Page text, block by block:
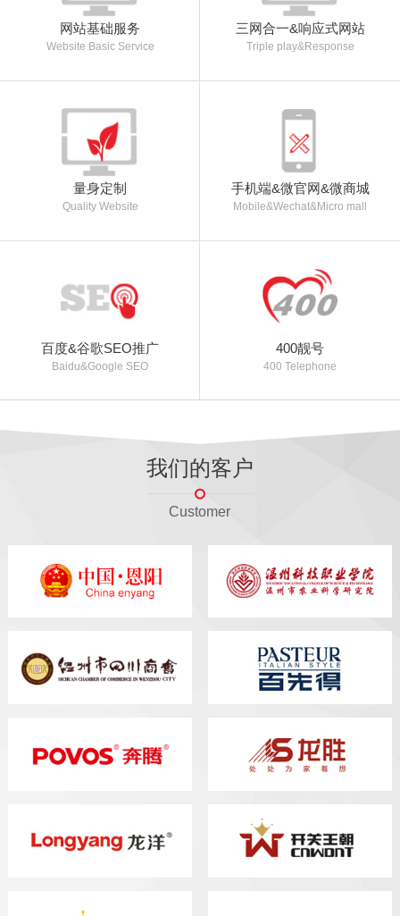
网站基础服务
Website Basic Service
三网合一&响应式网站
Triple play&Response
量身定制
Quality Website
手机端&微官网&微商城
Mobile&Wechat&Micro mall
百度&谷歌SEO推广
Baidu&Google SEO
400靓号
400 Telephone
我们的客户
Customer